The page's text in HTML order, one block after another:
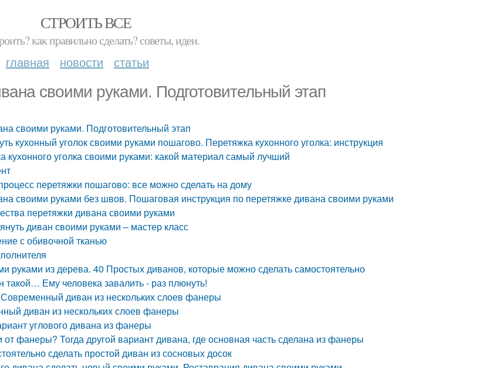
СТРОИТЬ ВСЕ
как правильно сделать? советы, идеи.
главная новости статьи
своими руками. Подготовительный этап
своими руками. Подготовительный этап
кухонный уголок своими руками пошагово. Перетяжка кухонного уголка: инструкция
кухонного уголка своими руками: какой материал самый лучший
перетяжки пошагово: все можно сделать на дому
своими руками без швов. Пошаговая инструкция по перетяжке дивана своими руками
перетяжки дивана своими руками
диван своими руками – мастер класс
с обивочной тканью
руками из дерева. 40 Простых диванов, которые можно сделать самостоятельно
такой… Ему человека завалить - раз плюнуть!
Современный диван из нескольких слоев фанеры
диван из нескольких слоев фанеры
углового дивана из фанеры
от фанеры? Тогда другой вариант дивана, где основная часть сделана из фанеры
сделать простой диван из сосновых досок